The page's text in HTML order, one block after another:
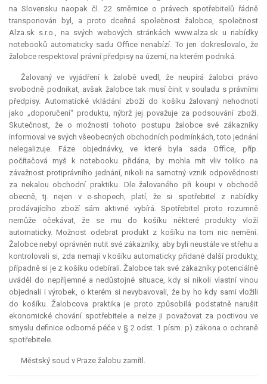
na Slovensku naopak čl. 22 směrnice o právech spotřebitelů řádně
transponován byl, a proto dceřiná společnost žalobce, společnost
Alza.sk s.r.o., na svých webových stránkách www.alza.sk u nabídky
notebooků automaticky sadu Office nenabízí. To jen dokreslovalo, že
žalobce respektoval právní předpisy na území, na kterém podniká.
Žalovaný ve vyjádření k žalobě uvedl, že neupírá žalobci právo
svobodně podnikat, avšak žalobce tak musí činit v souladu s právními
předpisy. Automatické vkládání zboží do košíku žalovaný nehodnotí
jako „doporučení“ produktu, nýbrž jej považuje za podsouvání zboží.
Skutečnost, že o možnosti tohoto postupu žalobce své zákazníky
informoval ve svých všeobecných obchodních podmínkách, toto jednání
nelegalizuje. Fáze objednávky, ve které byla sada Office, příp.
počítačová myš k notebooku přidána, by mohla mít vliv toliko na
závažnost protiprávního jednání, nikoli na samotný vznik odpovědnosti
za nekalou obchodní praktiku. Dle žalovaného při koupi v obchodě
obecně, tj. nejen v e-shopech, platí, že si spotřebitel z nabídky
prodávajícího zboží sám aktivně vybírá. Spotřebitel proto rozumně
nemůže očekávat, že se mu do košíku některé produkty vloží
automaticky. Možnost odebrat produkt z košíku na tom nic nemění.
Žalobce nebyl oprávněn nutit své zákazníky, aby byli neustále ve střehu a
kontrolovali si, zda nemají v košíku automaticky přidané další produkty,
případně si je z košíku odebírali. Žalobce tak své zákazníky potenciálně
uváděl do nepříjemné a nedůstojné situace, kdy si nikoli vlastní vinou
objednali i výrobek, o kterém si nevybavovali, že by ho kdy sami vložili
do košíku. Žalobcova praktika je proto způsobilá podstatně narušit
ekonomické chování spotřebitele a nelze ji považovat za poctivou ve
smyslu definice odborné péče v § 2 odst. 1 písm. p) zákona o ochraně
spotřebitele.
Městský soud v Praze žalobu zamítl.